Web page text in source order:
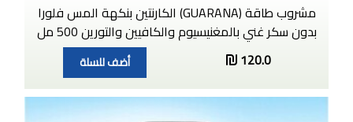
مشروب طاقة (GUARANA) الكارنتين بنكهة المس فلورا
بدون سكر غني بالمغنيسيوم والكافيين والتورين 500 مل
120.0
أضف للسلة